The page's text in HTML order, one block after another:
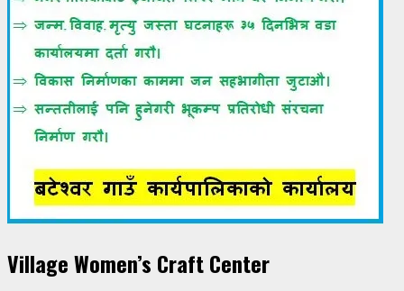
Village Women’s Craft Center